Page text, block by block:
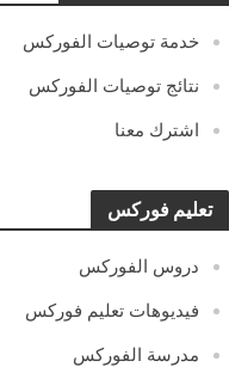
خدمة توصيات الفوركس
نتائج توصيات الفوركس
اشترك معنا
تعليم فوركس
دروس الفوركس
فيديوهات تعليم فوركس
مدرسة الفوركس